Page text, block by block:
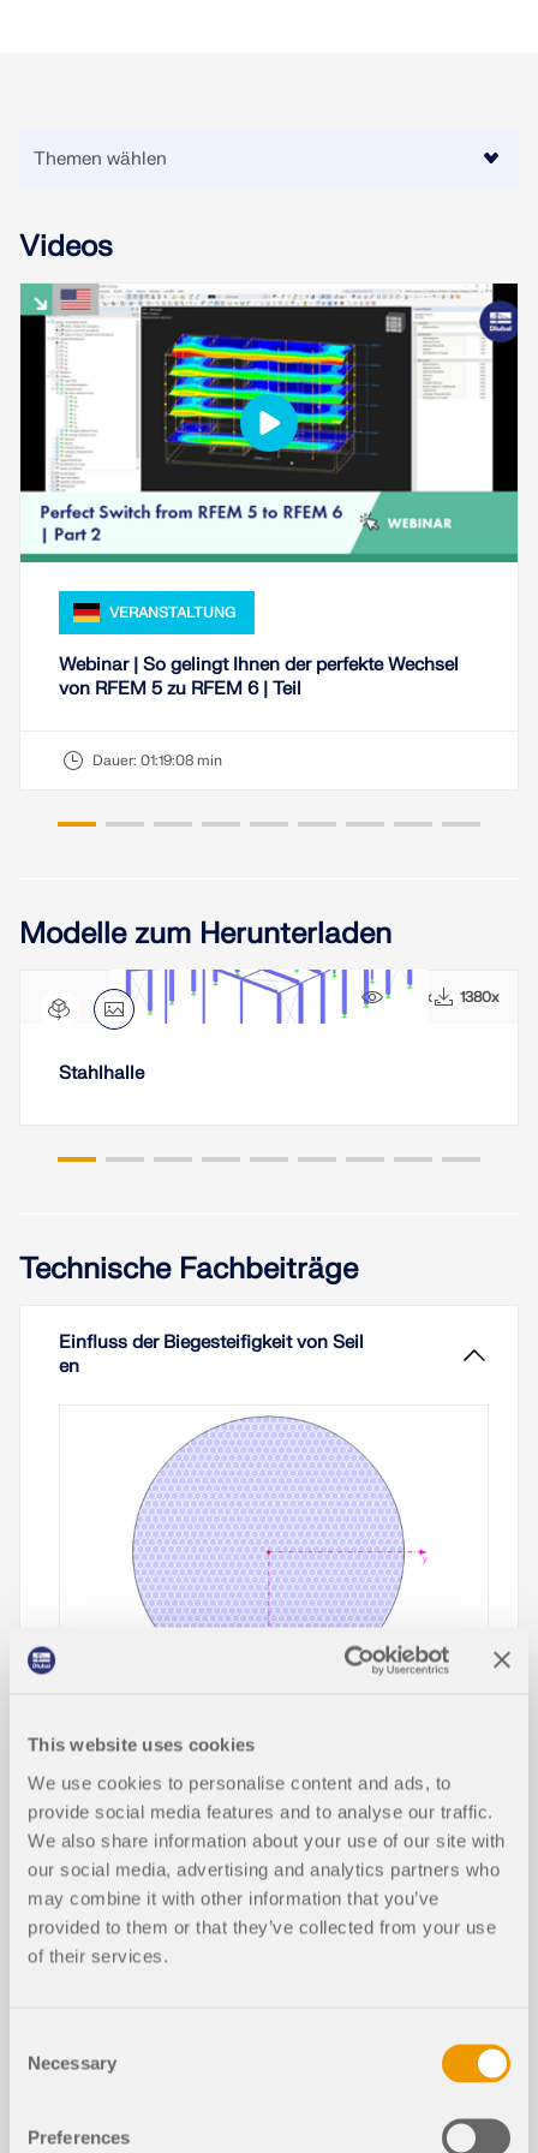
This website uses cookies
We use cookies to personalise content and ads, to
provide social media features and to analyse our traffic.
We also share information about your use of our site with
our social media, advertising and analytics partners who
may combine it with other information that you’ve
provided to them or that they’ve collected from your use
of their services.
Selection
Necessary
Preferences
Geo-Zonen-Tool
Der Dlubal-Onlinedienst bietet Zonenkarten zur
schnellen Ermittlung von Schneelasten,
Windgeschwindigkeiten und seismischen Daten.
LASTZONEN PRÜFEN
Überholte Produkte
Videos
VERANSTALTUNG
Webinar | So gelingt Ihnen der perfekte Wechsel
von RFEM 5 zu RFEM 6 | Teil
Dauer: 01:19:08 min
Modelle zum Herunterladen
9463x 1380x
Stahlhalle
Technische Fachbeiträge
Einfluss der Biegesteifigkeit von Seil
en
In diesem Artikel wird der Einfluss der
dargestellt und erläutert. Außerdem werden
Hinweise gegeben, wie sich dieser Einfluss
reduzieren lässt.
Weiterlesen
Berechnung von Holztafelwänden |